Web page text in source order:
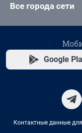
Все города сети
Google
Контактные данные